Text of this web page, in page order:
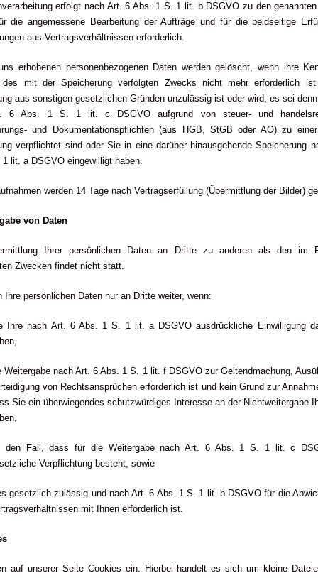
erfolgt nach Art. 6 Abs. 1 S. 1 lit. b DSGVO zu den
die angemessene Bearbeitung der Aufträge und für die beidseitige
aus Vertragsverhältnissen erforderlich.
erhobenen personenbezogenen Daten werden gelöscht, wenn ihre
des mit der Speicherung verfolgten Zwecks nicht mehr erforderlich
aus sonstigen gesetzlichen Gründen unzulässig ist oder wird, es sei
6 Abs. 1 S. 1 lit. c DSGVO aufgrund von steuer- und
und Dokumentationspflichten (aus HGB, StGB oder AO) zu
verpflichtet sind oder Sie in eine darüber hinausgehende Speicherung
lit. a DSGVO eingewilligt haben.
werden 14 Tage nach Vertragserfüllung (Übermittlung der Bilder)
von Daten
Ihrer persönlichen Daten an Dritte zu anderen als den im
Zwecken findet nicht statt.
Ihre persönlichen Daten nur an Dritte weiter, wenn:
Ihre nach Art. 6 Abs. 1 S. 1 lit. a DSGVO ausdrückliche Einwilligung
Weitergabe nach Art. 6 Abs. 1 S. 1 lit. f DSGVO zur Geltendmachung,
von Rechtsansprüchen erforderlich ist und kein Grund zur
Sie ein überwiegendes schutzwürdiges Interesse an der Nichtweitergabe
den Fall, dass für die Weitergabe nach Art. 6 Abs. 1 S. 1 lit. c
Verpflichtung besteht, sowie
gesetzlich zulässig und nach Art. 6 Abs. 1 S. 1 lit. b DSGVO für die
mit Ihnen erforderlich ist.
auf unserer Seite Cookies ein. Hierbei handelt es sich um kleine